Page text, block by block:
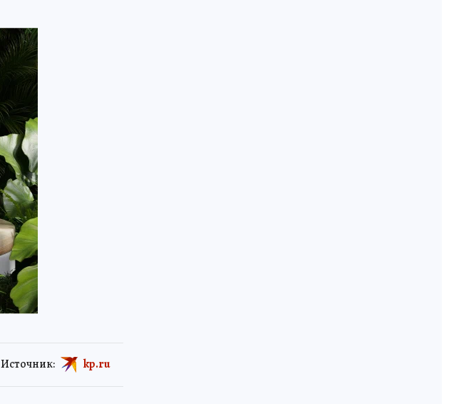
Источник: kp.ru